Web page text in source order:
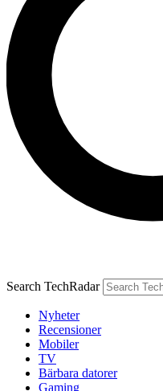
Search TechRadar
Nyheter
Recensioner
Mobiler
TV
Bärbara datorer
Gaming